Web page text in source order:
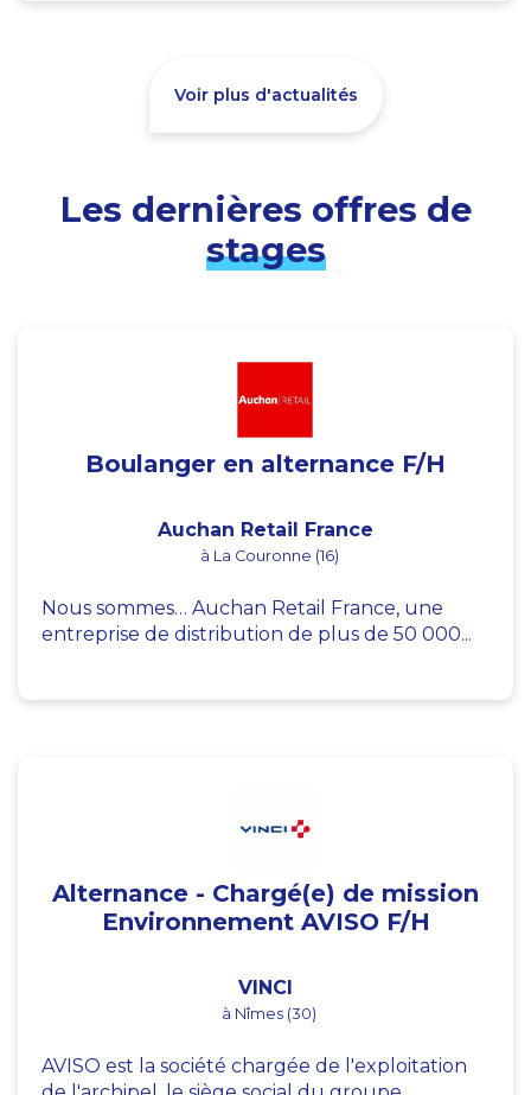
Voir plus d'actualités
Les dernières offres de
stages
Boulanger en alternance F/H
Auchan Retail France
à La Couronne (16)
Nous sommes… Auchan Retail France, une
entreprise de distribution de plus de 50 000...
Alternance - Chargé(e) de mission
Environnement AVISO F/H
VINCI
à Nîmes (30)
AVISO est la société chargée de l'exploitation